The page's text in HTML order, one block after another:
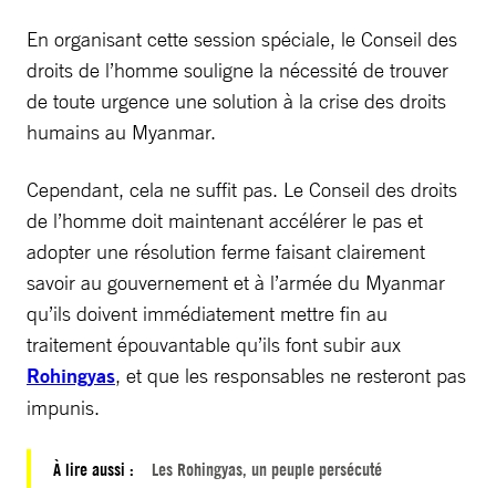
En organisant cette session spéciale, le Conseil des
droits de l’homme souligne la nécessité de trouver
de toute urgence une solution à la crise des droits
humains au Myanmar.
Cependant, cela ne suffit pas. Le Conseil des droits
de l’homme doit maintenant accélérer le pas et
adopter une résolution ferme faisant clairement
savoir au gouvernement et à l’armée du Myanmar
qu’ils doivent immédiatement mettre fin au
traitement épouvantable qu’ils font subir aux
Rohingyas, et que les responsables ne resteront pas
impunis.
À lire aussi : Les Rohingyas, un peuple persécuté